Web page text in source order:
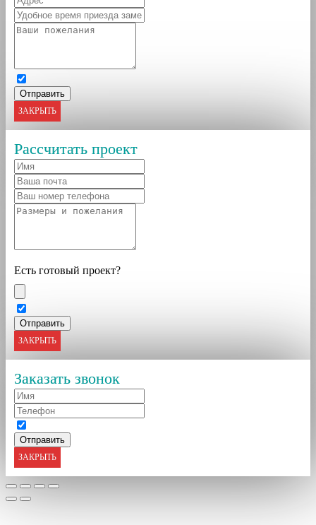
ЗАКРЫТЬ
Рассчитать проект
Есть готовый проект?
ЗАКРЫТЬ
Заказать звонок
ЗАКРЫТЬ